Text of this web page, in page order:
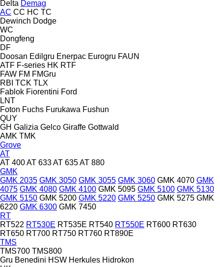
Delta Demag
AC CC HC TC
Dewinch Dodge
WC
Dongfeng
DF
Doosan Edilgru Enerpac Eurogru FAUN
ATF F-series HK RTF
FAW FM FMGru
RBI TCK TLX
Fablok Fiorentini Ford
LNT
Foton Fuchs Furukawa Fushun
QUY
GH Galizia Gelco Giraffe Gottwald
AMK TMK
Grove
AT
AT 400AT 633AT 635AT 880
GMK
GMK 2035 GMK 3050 GMK 3055 GMK 3060 GMK 4070 GMK
4075 GMK 4080 GMK 4100 GMK 5095 GMK 5100 GMK 5130
GMK 5150 GMK 5200 GMK 5220 GMK 5250 GMK 5275 GMK
6220 GMK 6300 GMK 7450
RT
RT522 RT530E RT535E RT540 RT550E RT600 RT630
RT650 RT700 RT750 RT760 RT890E
TMS
TMS700 TMS800
Gru Benedini HSW Herkules Hidrokon